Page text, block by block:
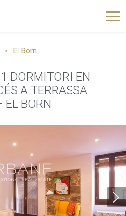
El Born
DORMITORI EN
A TERRASSA
BORN